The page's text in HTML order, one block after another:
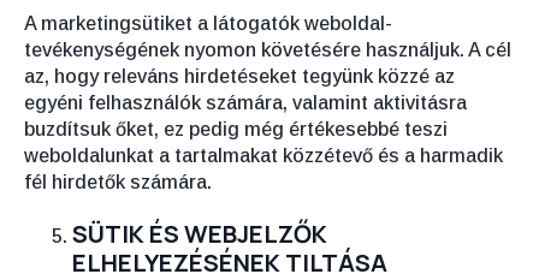
A marketingsütiket a látogatók weboldal-
tevékenységének nyomon követésére használjuk. A cél
az, hogy releváns hirdetéseket tegyünk közzé az
egyéni felhasználók számára, valamint aktivitásra
buzdítsuk őket, ez pedig még értékesebbé teszi
weboldalunkat a tartalmakat közzétevő és a harmadik
fél hirdetők számára.
SÜTIK ÉS WEBJELZŐK
ELHELYEZÉSÉNEK TILTÁSA